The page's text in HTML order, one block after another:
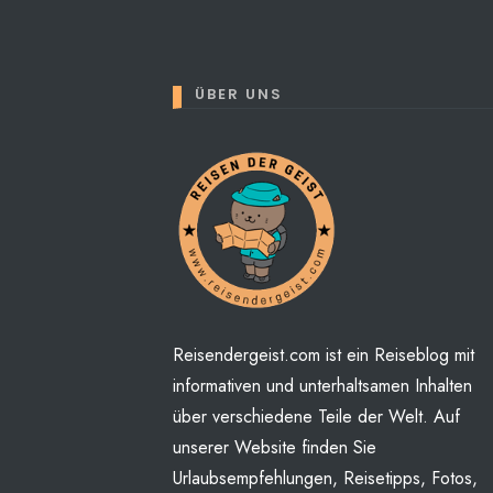
Perhaps You will find
ÜBER UNS
Reisendergeist.com ist ein Reiseblog mit
informativen und unterhaltsamen Inhalten
über verschiedene Teile der Welt. Auf
unserer Website finden Sie
Urlaubsempfehlungen, Reisetipps, Fotos,